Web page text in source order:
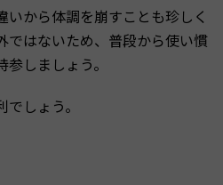
から体調を崩すことも珍しく
ではないため、普段から使い慣
しましょう。
しょう。